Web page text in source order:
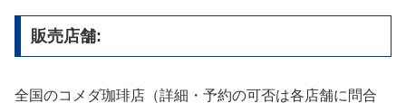
販売店舗:
全国のコメダ珈琲店（詳細・予約の可否は各店舗に問合